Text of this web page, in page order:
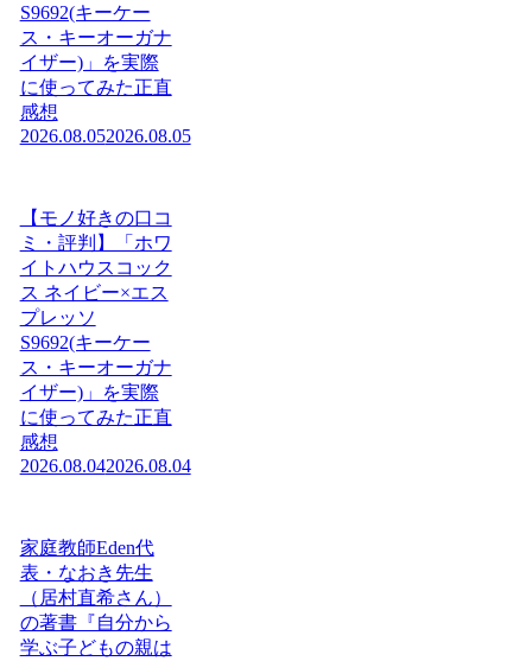
S9692(キーケー
ス・キーオーガナ
イザー)」を実際
に使ってみた正直
感想
2026.08.052026.08.05
【モノ好きの口コ
ミ・評判】「ホワ
イトハウスコック
ス ネイビー×エス
プレッソ
S9692(キーケー
ス・キーオーガナ
イザー)」を実際
に使ってみた正直
感想
2026.08.042026.08.04
家庭教師Eden代
表・なおき先生
（居村直希さん）
の著書『自分から
学ぶ子どもの親は